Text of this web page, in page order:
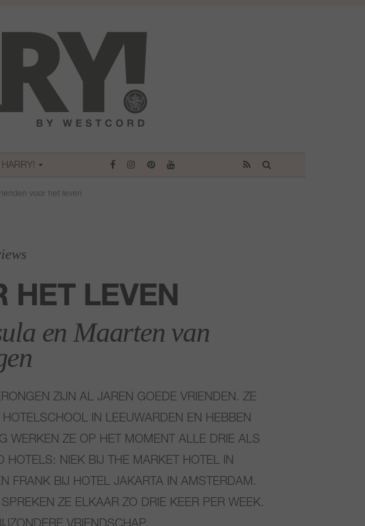
HARRY!
voor het leven
HET LEVEN
en Maarten van
ZIJN AL JAREN GOEDE VRIENDEN. ZE
IN LEEUWARDEN EN HEBBEN
WERKEN ZE OP HET MOMENT ALLE DRIE ALS
HOTELS: NIEK BIJ THE MARKET HOTEL IN
FRANK BIJ HOTEL JAKARTA IN AMSTERDAM.
ZE ELKAAR ZO DRIE KEER PER WEEK.